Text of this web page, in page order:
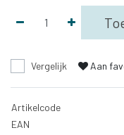
Vergelijk Aan
Artikelcode
EAN